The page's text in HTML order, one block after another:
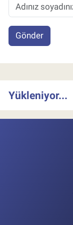
Gönder
Yükleniyor...